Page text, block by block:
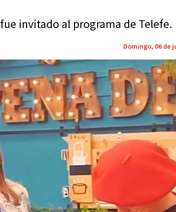
invitado al programa de Telefe.
Domingo, 06 de